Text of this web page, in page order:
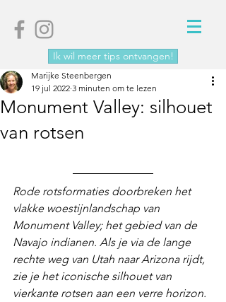
Ik wil meer tips ontvangen!
Monument Valley: silhouet
van rotsen
Marijke Steenbergen
19 jul 2022 3 minuten om te lezen
Rode rotsformaties doorbreken het
vlakke woestijnlandschap van
Monument Valley; het gebied van de
Navajo indianen. Als je via de lange
rechte weg van Utah naar Arizona rijdt,
zie je het iconische silhouet van
vierkante rotsen aan een verre horizon.